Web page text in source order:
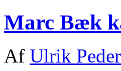
Marc Bæk
Af Ulrik